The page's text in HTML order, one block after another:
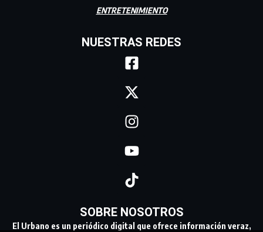
ENTRETENIMIENTO
NUESTRAS REDES
SOBRE NOSOTROS
El Urbano es un periódico digital que ofrece información veraz,